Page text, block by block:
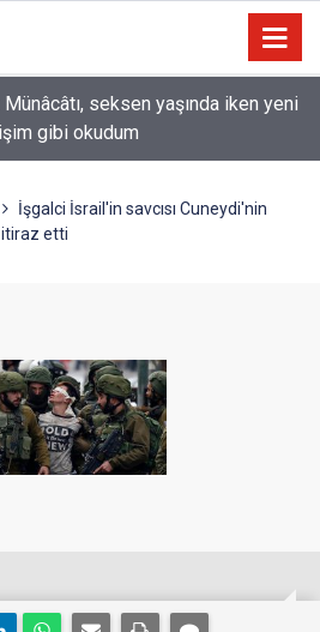
vardır ki, binicisinden daha
İşgalci İsrail'in savcısı Cuneydi'nin
itiraz etti